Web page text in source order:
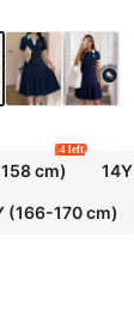
cm)
4 left
14Y
(166-170 cm)